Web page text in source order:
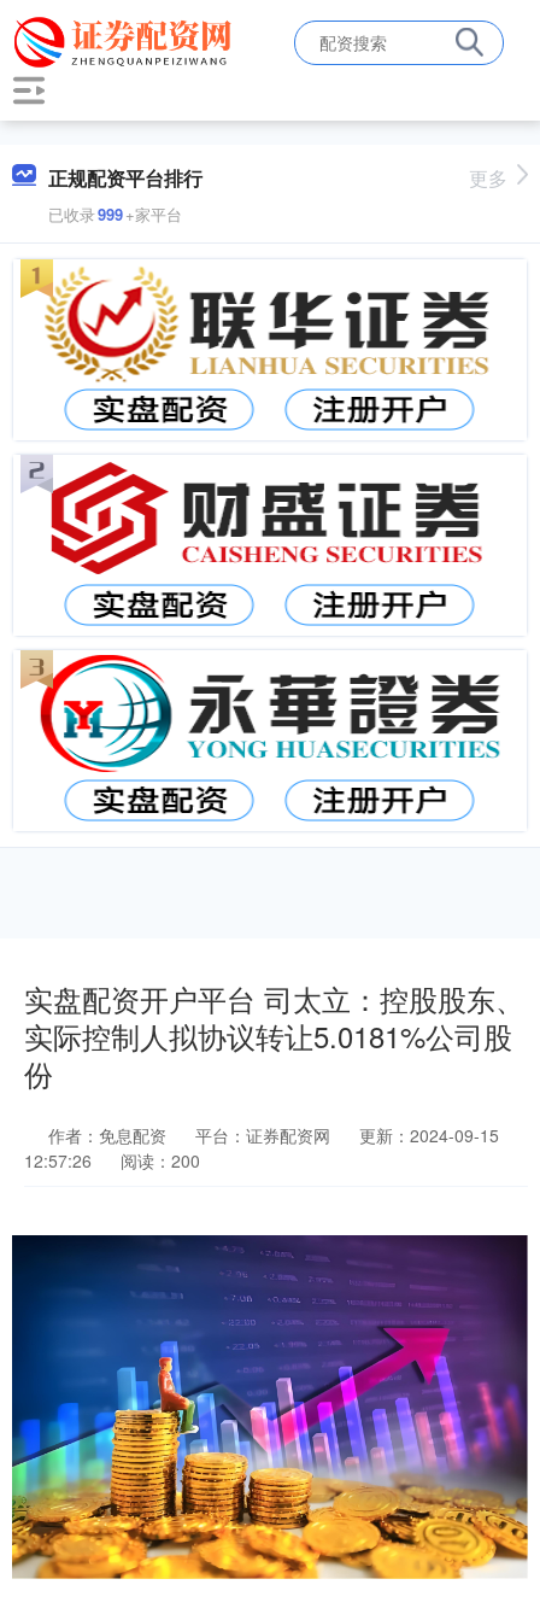
正规配资平台排行
已收录999+家平台
更多
实盘配资开户平台 司太立：控股股东、
实际控制人拟协议转让5.0181%公司股
份
作者：免息配资 平台：证券配资网
更新：2024-09-15
12:57:26
阅读：200